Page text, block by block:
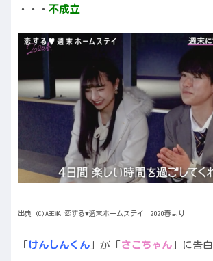
・・・ 不成立
出典 (C)ABEMA 恋する♥週末ホームステイ 2020春より
けんしんくん 」が「 さこちゃん 」に告白